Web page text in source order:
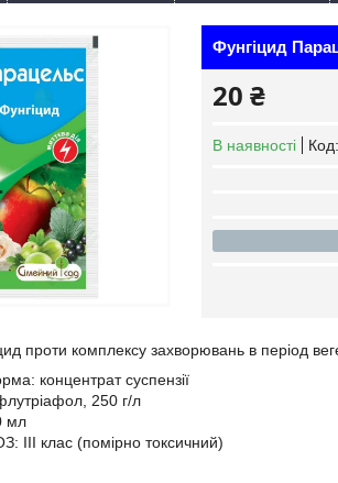
Фунгіцид
20 ₴
В наявності Код:
проти комплексу захворювань в період
концентрат суспензії
250 г/л
мл
ІІІ клас (помірно токсичний)